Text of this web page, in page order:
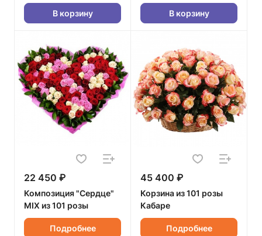
В корзину В корзину
22 450 ₽
Композиция "Сердце"
MIX из 101 розы
Подробнее
45 400 ₽
Корзина из 101 розы
Кабаре
Подробнее